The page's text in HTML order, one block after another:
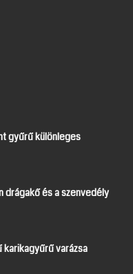
gyűrű különleges
drágakő és a szenvedély
karikagyűrű varázsa